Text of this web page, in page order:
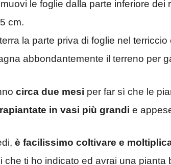
le foglie dalla parte inferiore
cm.
la parte priva di foglie nel
abbondantemente il terreno per
circa due mesi per far sì che le
in vasi più grandi e
è facilissimo coltivare e
che ti ho indicato ed avrai una